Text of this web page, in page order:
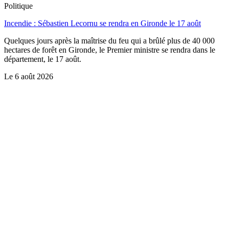
Politique
Incendie : Sébastien Lecornu se rendra en Gironde le 17 août
Quelques jours après la maîtrise du feu qui a brûlé plus de 40 000
hectares de forêt en Gironde, le Premier ministre se rendra dans le
département, le 17 août.
Le 6 août 2026